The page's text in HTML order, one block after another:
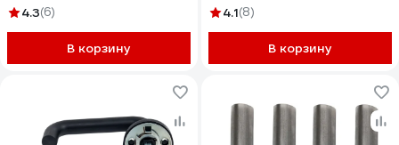
98761192
4.3(6)
В корзину
98760952
4.1(8)
В корзину